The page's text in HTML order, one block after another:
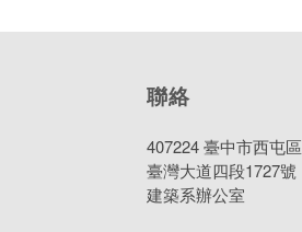
聯絡
407224 臺中市西屯區
臺灣大道四段1727號
建築系辦公室